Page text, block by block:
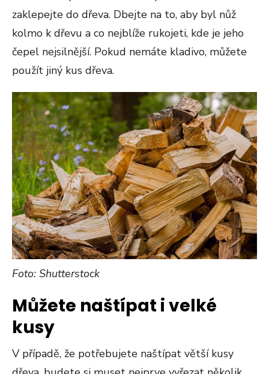
zaklepejte do dřeva. Dbejte na to, aby byl nůž
kolmo k dřevu a co nejblíže rukojeti, kde je jeho
čepel nejsilnější. Pokud nemáte kladivo, můžete
použít jiný kus dřeva.
Foto: Shutterstock
Můžete naštípat i velké
kusy
V případě, že potřebujete naštípat větší kusy